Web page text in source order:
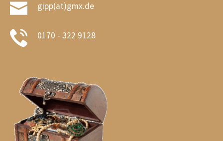
gipp(at)gmx.de
0170 - 322 9128